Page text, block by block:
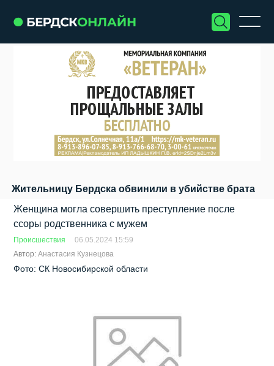
Жительницу Бердска обвинили в убийстве брата
Женщина могла совершить преступление после
ссоры родственника с мужем
Происшествия
06.05.2024 15:59
Автор:Анастасия Кузнецова
Фото: СК Новосибирской области